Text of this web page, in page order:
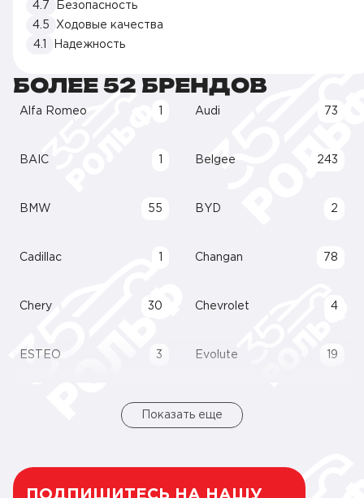
4.7
Безопасность
4.5
Ходовые качества
4.1
Надежность
БОЛЕЕ 52 БРЕНДОВ
Alfa Romeo Audi 73
BAIC Belgee 243
BMW 55 BYD 2
Cadillac Changan 78
Chery 30 Chevrolet 4
ESTEO 3 Evolute 19
Показать еще
ПОДПИШИТЕСЬ НА НАШУ